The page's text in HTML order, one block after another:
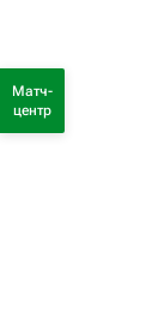
Матч-
центр